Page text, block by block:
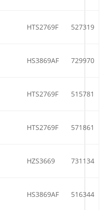
HTS2769F 527319
HS3869AF 729970
HTS2769F 515781
HTS2769F 571861
HZS3669 731134
HS3869AF 516344